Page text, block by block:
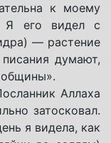
к моему
Я его видел с
— растение
думают,
Аллаха
затосковал.
я видела, как